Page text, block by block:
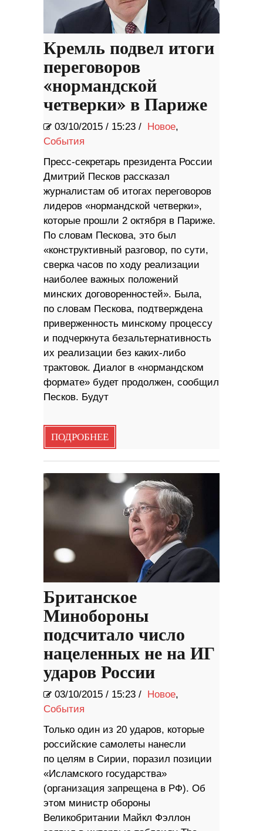
Кремль подвел итоги
переговоров
«нормандской
четверки» в Париже
03/10/2015 / 15:23 / Новое,
События
Пресс-секретарь президента России
Дмитрий Песков рассказал
журналистам об итогах переговоров
лидеров «нормандской четверки»,
которые прошли 2 октября в Париже.
По словам Пескова, это был
«конструктивный разговор, по сути,
сверка часов по ходу реализации
наиболее важных положений
минских договоренностей». Была,
по словам Пескова, подтверждена
приверженность минскому процессу
и подчеркнута безальтернативность
их реализации без каких-либо
трактовок. Диалог в «нормандском
формате» будет продолжен, сообщил
Песков. Будут
ПОДРОБНЕЕ
Британское
Минобороны
подсчитало число
нацеленных не на ИГ
ударов России
03/10/2015 / 15:23 / Новое,
События
Только один из 20 ударов, которые
российские самолеты нанесли
по целям в Сирии, поразил позиции
«Исламского государства»
(организация запрещена в РФ). Об
этом министр обороны
Великобритании Майкл Фэллон